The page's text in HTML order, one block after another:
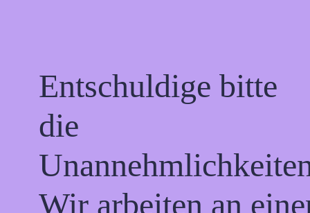
Entschuldige bitte
die
Wir arbeiten an